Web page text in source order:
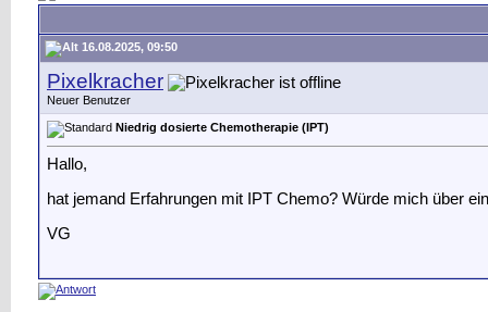
16.08.2025, 09:50
Pixelkracher
Neuer Benutzer
Niedrig dosierte Chemotherapie (IPT)
Hallo,
hat jemand Erfahrungen mit IPT Chemo? Würde mich über
VG